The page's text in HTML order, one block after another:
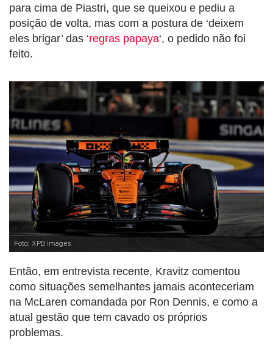
para cima de Piastri, que se queixou e pediu a
posição de volta, mas com a postura de ‘deixem
eles brigar’ das ‘regras papaya‘, o pedido não foi
feito.
Foto: XPB Images
Então, em entrevista recente, Kravitz comentou
como situações semelhantes jamais aconteceriam
na McLaren comandada por Ron Dennis, e como a
atual gestão que tem cavado os próprios
problemas.